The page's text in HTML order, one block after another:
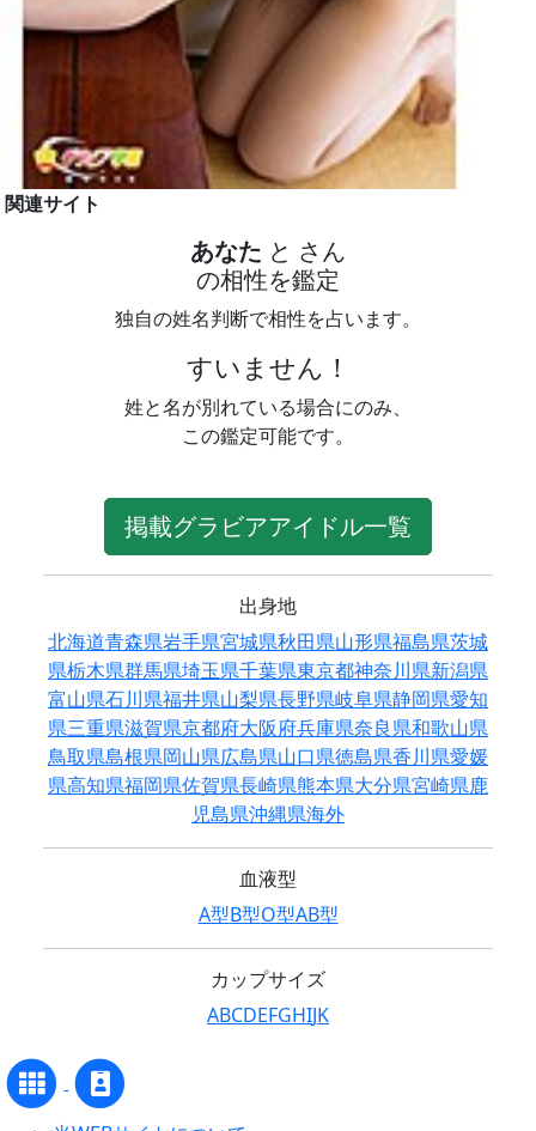
関連サイト
あなた と さん
の相性を鑑定
独自の姓名判断で相性を占います。
すいません！
姓と名が別れている場合にのみ、
この鑑定可能です。
掲載グラビアアイドル一覧
出身地
北海道青森県岩手県宮城県秋田県山形県福島県茨城
県栃木県群馬県埼玉県千葉県東京都神奈川県新潟県
富山県石川県福井県山梨県長野県岐阜県静岡県愛知
県三重県滋賀県京都府大阪府兵庫県奈良県和歌山県
鳥取県島根県岡山県広島県山口県徳島県香川県愛媛
県高知県福岡県佐賀県長崎県熊本県大分県宮崎県鹿
児島県沖縄県海外
血液型
A型B型O型AB型
カップサイズ
ABCDEFGHIJK